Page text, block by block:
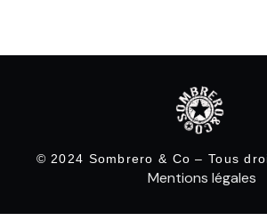
© 2024 Sombrero & Co – Tous
Mentions légales